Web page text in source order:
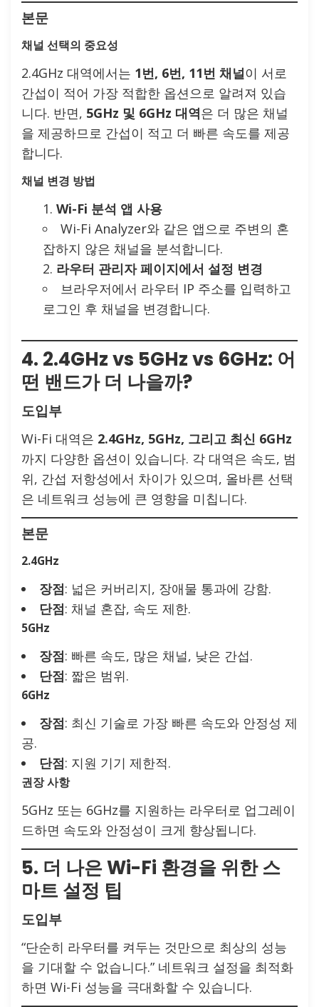
본문
채널 선택의 중요성
2.4GHz 대역에서는 1번, 6번, 11번 채널이 서로
간섭이 적어 가장 적합한 옵션으로 알려져 있습
니다. 반면, 5GHz 및 6GHz 대역은 더 많은 채널
을 제공하므로 간섭이 적고 더 빠른 속도를 제공
합니다.
채널 변경 방법
Wi-Fi 분석 앱 사용
Wi-Fi Analyzer와 같은 앱으로 주변의 혼
잡하지 않은 채널을 분석합니다.
라우터 관리자 페이지에서 설정 변경
브라우저에서 라우터 IP 주소를 입력하고
로그인 후 채널을 변경합니다.
4. 2.4GHz vs 5GHz vs 6GHz: 어
떤 밴드가 더 나을까?
도입부
Wi-Fi 대역은 2.4GHz, 5GHz, 그리고 최신 6GHz
까지 다양한 옵션이 있습니다. 각 대역은 속도, 범
위, 간섭 저항성에서 차이가 있으며, 올바른 선택
은 네트워크 성능에 큰 영향을 미칩니다.
본문
2.4GHz
장점: 넓은 커버리지, 장애물 통과에 강함.
단점: 채널 혼잡, 속도 제한.
5GHz
장점: 빠른 속도, 많은 채널, 낮은 간섭.
단점: 짧은 범위.
6GHz
장점: 최신 기술로 가장 빠른 속도와 안정성 제
공.
단점: 지원 기기 제한적.
권장 사항
5GHz 또는 6GHz를 지원하는 라우터로 업그레이
드하면 속도와 안정성이 크게 향상됩니다.
5. 더 나은 Wi-Fi 환경을 위한 스
마트 설정 팁
도입부
“단순히 라우터를 켜두는 것만으로 최상의 성능
을 기대할 수 없습니다.” 네트워크 설정을 최적화
하면 Wi-Fi 성능을 극대화할 수 있습니다.